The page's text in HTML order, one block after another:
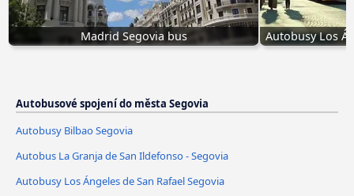
Madrid Segovia bus Autobusy Los
Autobusové spojení do města Segovia
Autobusy Bilbao Segovia
Autobus La Granja de San Ildefonso - Segovia
Autobusy Los Ángeles de San Rafael Segovia